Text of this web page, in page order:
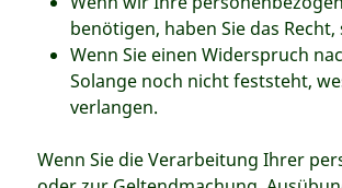
benötigen, haben Sie das
Wenn Sie einen Widerspruch
Solange noch nicht feststeht,
verlangen.
Wenn Sie die Verarbeitung Ihrer